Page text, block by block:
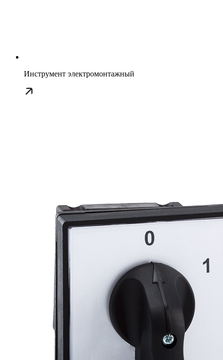
Инструмент электромонтажный